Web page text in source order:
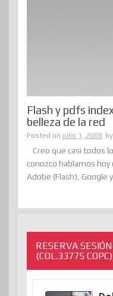
Flash y pdfs
belleza de la red
Posted on julio 1, 2008 by
Creo que casi todos
conozco hablamos
Adobe (Flash), Google y
RESERVA
(COL.33775 COPC)